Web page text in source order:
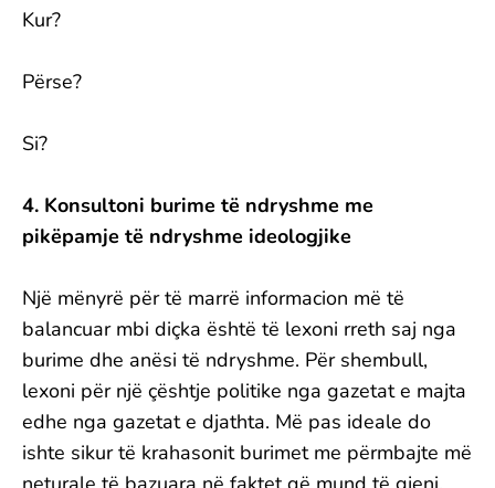
Kur?
Përse?
Si?
4. Konsultoni burime të ndryshme me
pikëpamje të ndryshme ideologjike
Një mënyrë për të marrë informacion më të
balancuar mbi diçka është të lexoni rreth saj nga
burime dhe anësi të ndryshme. Për shembull,
lexoni për një çështje politike nga gazetat e majta
edhe nga gazetat e djathta. Më pas ideale do
ishte sikur të krahasonit burimet me përmbajte më